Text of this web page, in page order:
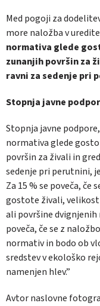
Med pogoji za
more naložba v
normativa glede
zunanjih površin za
ravni za sedenje pri
Stopnja javne
Stopnja javne
normativa glede
površin za živali in
sedenje pri perutnini, je
Za 15 % se poveča,
gostote živali,
ali površine dvignjenih
poveča, če se z
normativ in bodo ob
sredstev v ekološko
namenjen hlev.”
Avtor naslovne